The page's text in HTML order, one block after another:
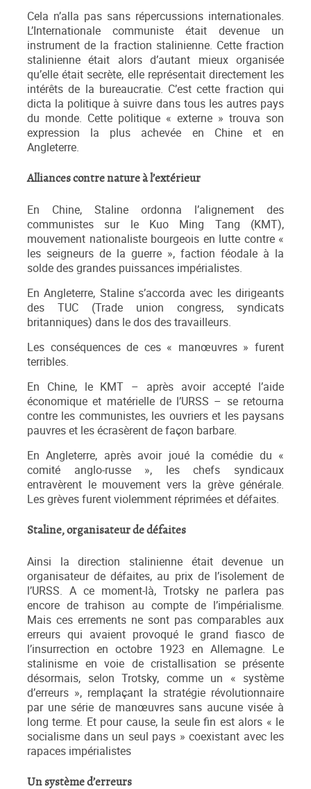
Cela n’alla pas sans répercussions internationales.
L’Internationale communiste était devenue un
instrument de la fraction stalinienne. Cette fraction
stalinienne était alors d’autant mieux organisée
qu’elle était secrète, elle représentait directement les
intérêts de la bureaucratie. C’est cette fraction qui
dicta la politique à suivre dans tous les autres pays
du monde. Cette politique « externe » trouva son
expression la plus achevée en Chine et en
Angleterre.
Alliances contre nature à l’extérieur
En Chine, Staline ordonna l’alignement des
communistes sur le Kuo Ming Tang (KMT),
mouvement nationaliste bourgeois en lutte contre «
les seigneurs de la guerre », faction féodale à la
solde des grandes puissances impérialistes.
En Angleterre, Staline s’accorda avec les dirigeants
des TUC (Trade union congress, syndicats
britanniques) dans le dos des travailleurs.
Les conséquences de ces « manœuvres » furent
terribles.
En Chine, le KMT – après avoir accepté l’aide
économique et matérielle de l’URSS – se retourna
contre les communistes, les ouvriers et les paysans
pauvres et les écrasèrent de façon barbare.
En Angleterre, après avoir joué la comédie du «
comité anglo-russe », les chefs syndicaux
entravèrent le mouvement vers la grève générale.
Les grèves furent violemment réprimées et défaites.
Staline, organisateur de défaites
Ainsi la direction stalinienne était devenue un
organisateur de défaites, au prix de l’isolement de
l’URSS. A ce moment-là, Trotsky ne parlera pas
encore de trahison au compte de l’impérialisme.
Mais ces errements ne sont pas comparables aux
erreurs qui avaient provoqué le grand fiasco de
l’insurrection en octobre 1923 en Allemagne. Le
stalinisme en voie de cristallisation se présente
désormais, selon Trotsky, comme un « système
d’erreurs », remplaçant la stratégie révolutionnaire
par une série de manœuvres sans aucune visée à
long terme. Et pour cause, la seule fin est alors « le
socialisme dans un seul pays » coexistant avec les
rapaces impérialistes
Un système d’erreurs